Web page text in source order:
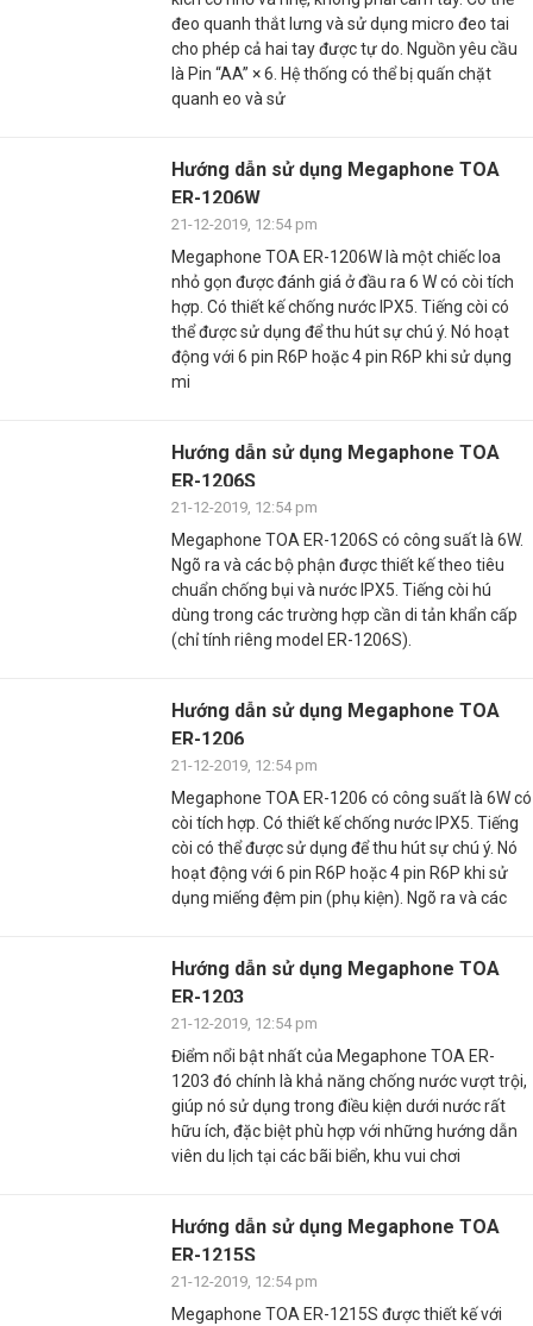
đeo quanh thắt lưng và sử dụng micro đeo tai
cho phép cả hai tay được tự do. Nguồn yêu cầu
là Pin “AA” × 6. Hệ thống có thể bị quấn chặt
quanh eo và sử
Hướng dẫn sử dụng Megaphone TOA
ER-1206W
21-12-2019, 12:54 pm
Megaphone TOA ER-1206W là một chiếc loa
nhỏ gọn được đánh giá ở đầu ra 6 W có còi tích
hợp. Có thiết kế chống nước IPX5. Tiếng còi có
thể được sử dụng để thu hút sự chú ý. Nó hoạt
động với 6 pin R6P hoặc 4 pin R6P khi sử dụng
mi
Hướng dẫn sử dụng Megaphone TOA
ER-1206S
21-12-2019, 12:54 pm
Megaphone TOA ER-1206S có công suất là 6W.
Ngõ ra và các bộ phận được thiết kế theo tiêu
chuẩn chống bụi và nước IPX5. Tiếng còi hú
dùng trong các trường hợp cần di tản khẩn cấp
(chỉ tính riêng model ER-1206S).
Hướng dẫn sử dụng Megaphone TOA
ER-1206
21-12-2019, 12:54 pm
Megaphone TOA ER-1206 có công suất là 6W có
còi tích hợp. Có thiết kế chống nước IPX5. Tiếng
còi có thể được sử dụng để thu hút sự chú ý. Nó
hoạt động với 6 pin R6P hoặc 4 pin R6P khi sử
dụng miếng đệm pin (phụ kiện). Ngõ ra và các
Hướng dẫn sử dụng Megaphone TOA
ER-1203
21-12-2019, 12:54 pm
Điểm nổi bật nhất của Megaphone TOA ER-
1203 đó chính là khả năng chống nước vượt trội,
giúp nó sử dụng trong điều kiện dưới nước rất
hữu ích, đặc biệt phù hợp với những hướng dẫn
viên du lịch tại các bãi biển, khu vui chơi
Hướng dẫn sử dụng Megaphone TOA
ER-1215S
21-12-2019, 12:54 pm
Megaphone TOA ER-1215S được thiết kế với